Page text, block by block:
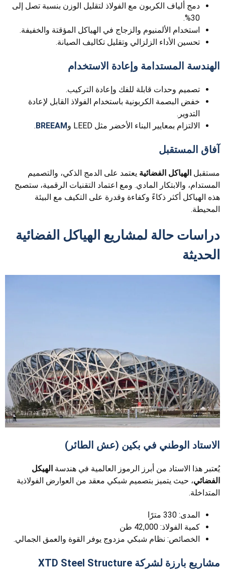
دمج ألياف الكربون مع الفولاذ لتقليل الوزن بنسبة تصل إلى
30%.
استخدام الألمنيوم والزجاج في الهياكل المؤقتة والخفيفة.
تحسين الأداء الزلزالي وتقليل تكاليف الصيانة.
الهندسة المستدامة وإعادة الاستخدام
تصميم وحدات قابلة للفك وإعادة التركيب.
خفض البصمة الكربونية باستخدام الفولاذ القابل لإعادة
التدوير.
الالتزام بمعايير البناء الأخضر مثل LEED و
BREEAM
.
آفاق المستقبل
مستقبل الهياكل الفضائية يعتمد على الدمج الذكي، والتصميم
المستدام، والابتكار المادي. ومع اعتماد التقنيات الرقمية، ستصبح
هذه الهياكل أكثر ذكاءً وكفاءة وقدرة على التكيف مع البيئة
المحيطة.
دراسات حالة لمشاريع الهياكل الفضائية
الحديثة
الاستاد الوطني في بكين (عش الطائر)
يُعتبر هذا الاستاد من أبرز الرموز العالمية في هندسة الهيكل
الفضائي، حيث يتميز بتصميم شبكي معقد من العوارض الفولاذية
المتداخلة.
المدى: 330 مترًا
كمية الفولاذ: 42,000 طن
الخصائص: نظام شبكي مزدوج يوفر القوة والعمق الجمالي.
مشاريع بارزة لشركة XTD Steel Structure